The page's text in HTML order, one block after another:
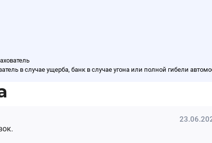
в случае ущерба, банк в случае угона или полной гибели